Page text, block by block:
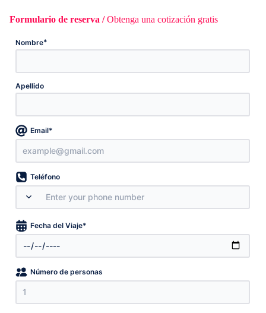
Formulario de reserva /Obtenga una cotización gratis
Nombre*
Apellido
Email*
Teléfono
Fecha del Viaje*
Número de personas